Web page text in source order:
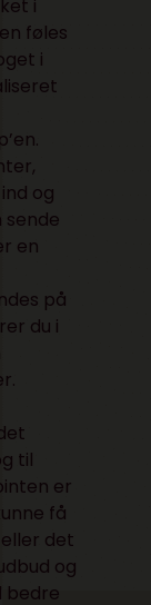
i
føles
i
og
sende
en
på
du i
til
er
få
det
og
bedre